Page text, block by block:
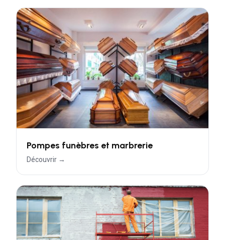
Pompes funèbres et marbrerie
Découvrir →